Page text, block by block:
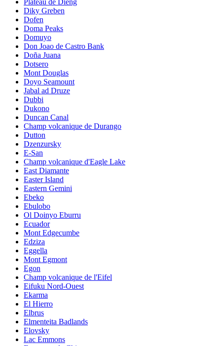
Diky Greben
Dofen
Doma Peaks
Domuyo
Don Joao de Castro Bank
Doña Juana
Dotsero
Mont Douglas
Doyo Seamount
Jabal ad Druze
Dubbi
Dukono
Duncan Canal
Champ volcanique de Durango
Dutton
Dzenzursky
E-San
Champ volcanique d'Eagle Lake
East Diamante
Easter Island
Eastern Gemini
Ebeko
Ebulobo
Ol Doinyo Eburru
Ecuador
Mont Edgecumbe
Edziza
Eggella
Mont Egmont
Egon
Champ volcanique de l'Eifel
Eifuku Nord-Ouest
Ekarma
El Hierro
Elbrus
Elmenteita Badlands
Elovsky
Lac Emmons